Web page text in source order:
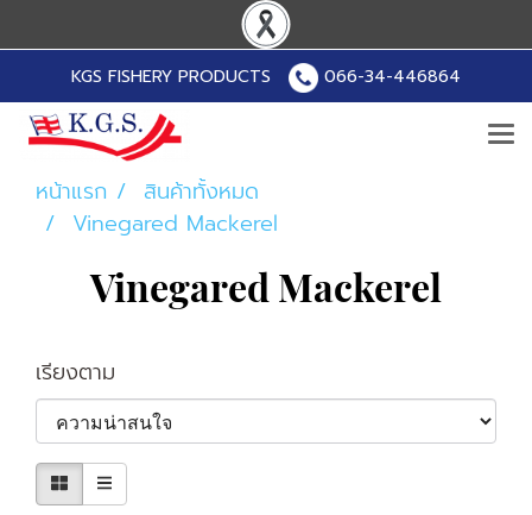
KGS FISHERY PRODUCTS 066-34-446864
หน้าแรก
สินค้าทั้งหมด
Vinegared Mackerel
Vinegared Mackerel
เรียงตาม